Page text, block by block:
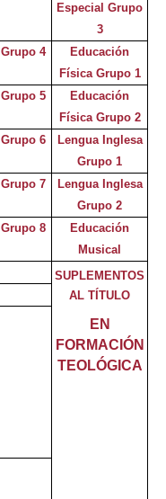
Especial Grupo
3
Grupo 4
Educación
Física Grupo 1
Grupo 5
Educación
Física Grupo 2
Grupo 6
Lengua Inglesa
Grupo 1
Grupo 7
Lengua Inglesa
Grupo 2
Grupo 8
Educación
Musical
SUPLEMENTOS
AL TÍTULO
EN
FORMACIÓN
TEOLÓGICA